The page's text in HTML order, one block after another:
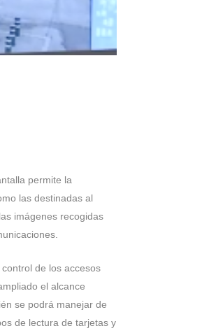
permite la
las destinadas al
imágenes recogidas
de los accesos
el alcance
se podrá manejar de
de lectura de tarjetas y